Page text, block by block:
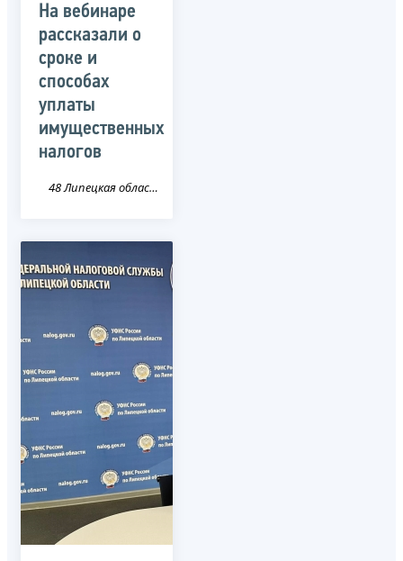
На вебинаре
рассказали о
сроке и
способах
уплаты
имущественных
налогов
48 Липецкая область